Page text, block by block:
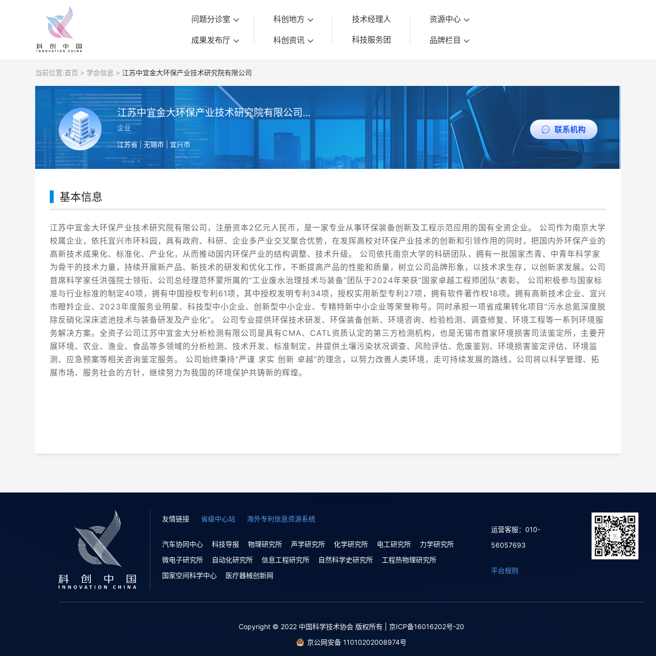
问题分诊室
成果发布厅
科创地方
科创资讯
技术经理人
科技服务团
资源中心
品牌栏目
当前位置:首页 > 学会信息 > 江苏中宜金大环保产业技术研究院有限公司
江苏中宜金大环保产业技术研究院有限公司
企业
江苏省 | 无锡市 | 宜兴市
联系机构
基本信息
江苏中宜金大环保产业技术研究院有限公司，注册资本2亿元人民币，是一家专业从事环保装备创新及工程示范应用的国有全资企业。 公司作为南京大学
校属企业，依托宜兴市环科园，具有政府、科研、企业多产业交叉聚合优势，在发挥高校对环保产业技术的创新和引领作用的同时，把国内外环保产业的
高新技术成果化、标准化、产业化，从而推动国内环保产业的结构调整、技术升级。 公司依托南京大学的科研团队，拥有一批国家杰青、中青年科学家
为骨干的技术力量，持续开展新产品、新技术的研发和优化工作，不断提高产品的性能和质量，树立公司品牌形象，以技术求生存，以创新求发展。公司
首席科学家任洪强院士领衔、公司总经理范怀蒙所属的“工业废水治理技术与装备”团队于2024年荣获“国家卓越工程师团队”表彰。 公司积极参与国家标
准与行业标准的制定40项，拥有中国授权专利61项，其中授权发明专利34项，授权实用新型专利27项，拥有软件著作权18项。拥有高新技术企业、宜兴
市瞪羚企业、2023年度服务业明星、科技型中小企业、创新型中小企业、专精特新中小企业等荣誉称号。同时承担一项省成果转化项目“污水总氮深度脱
除反硝化深床滤池技术与装备研发及产业化”。 公司专业提供环保技术研发、环保装备创新、环境咨询、检验检测、调查修复、环境工程等一系列环境服
务解决方案。全资子公司江苏中宜金大分析检测有限公司是具有CMA、CATL资质认定的第三方检测机构，也是无锡市首家环境损害司法鉴定所，主要开
展环境、农业、渔业、食品等多领域的分析检测、技术开发、标准制定，并提供土壤污染状况调查、风险评估、危废鉴别、环境损害鉴定评估、环境监
测、应急预案等相关咨询鉴定服务。 公司始终秉持“严谨 求实 创新 卓越”的理念，以努力改善人类环境，走可持续发展的路线，公司将以科学管理、拓
展市场、服务社会的方针，继续努力为我国的环境保护共铸新的辉煌。
友情链接 省级中心站 海外专利信息资源系统
汽车协同中心 科技导报 物理研究所 声学研究所 化学研究所 电工研究所
力学研究所
微电子研究所
自动化研究所 信息工程研究所 自然科学史研究所
工程热物理研究所
国家空间科学中心
医疗器械创新网
运营客服：010-
56057693
平台规则
Copyright © 2022 中国科学技术协会 版权所有 | 京ICP备16016202号-20
京公网安备 11010202008974号